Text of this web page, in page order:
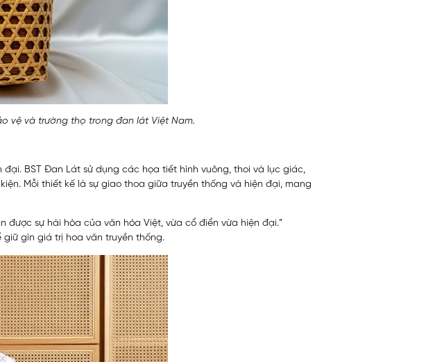
vệ và trường thọ trong đan lát Việt Nam.
BST Đan Lát sử dụng các họa tiết hình vuông, thoi và lục giác,
Mỗi thiết kế là sự giao thoa giữa truyền thống và hiện đại, mang
được sự hài hòa của văn hóa Việt, vừa cổ điển vừa hiện đại.”
gìn giá trị hoa văn truyền thống.